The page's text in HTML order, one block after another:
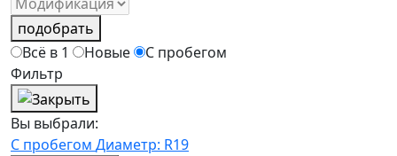
подобрать
Всё в 1
Новые
С пробегом
Фильтр
Вы выбрали:
С пробегом Диаметр: R19